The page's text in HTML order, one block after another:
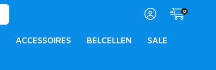
0
ACCESSOIRES BELCELLEN SALE